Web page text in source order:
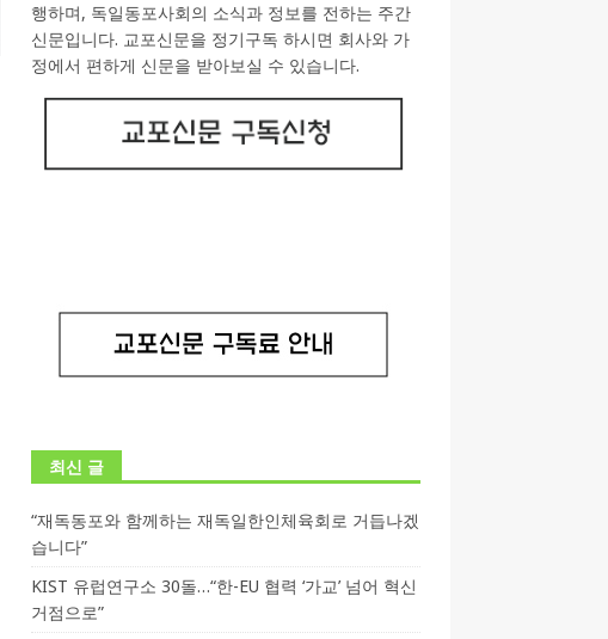
행하며, 독일동포사회의 소식과 정보를 전하는 주간
신문입니다. 교포신문을 정기구독 하시면 회사와 가
정에서 편하게 신문을 받아보실 수 있습니다.
최신 글
“재독동포와 함께하는 재독일한인체육회로 거듭나겠
습니다”
KIST 유럽연구소 30돌…“한-EU 협력 ‘가교’ 넘어 혁신
거점으로”